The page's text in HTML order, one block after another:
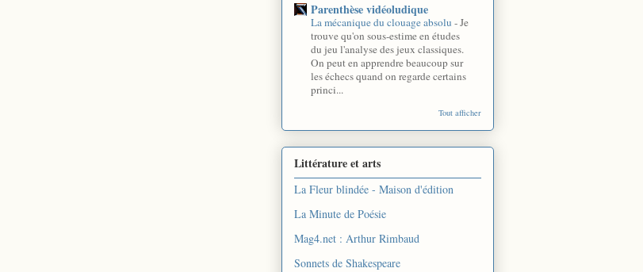
Parenthèse vidéoludique
La mécanique du clouage absolu -Je
trouve qu'on sous-estime en études
du jeu l'analyse des jeux classiques.
On peut en apprendre beaucoup sur
les échecs quand on regarde certains
princi...
Tout afficher
Littérature et arts
La Fleur blindée - Maison d'édition
La Minute de Poésie
Mag4.net : Arthur Rimbaud
Sonnets de Shakespeare